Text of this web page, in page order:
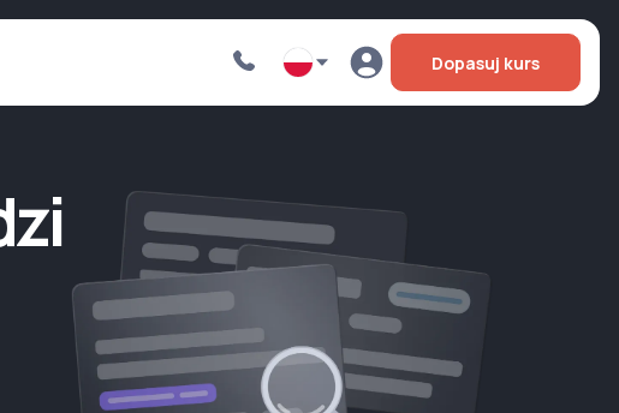
Dopasuj kurs